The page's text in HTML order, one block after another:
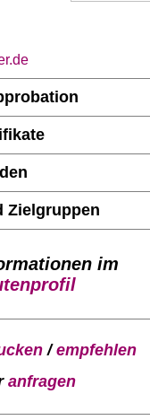
Zielgruppen
im
/empfehlen
anfragen